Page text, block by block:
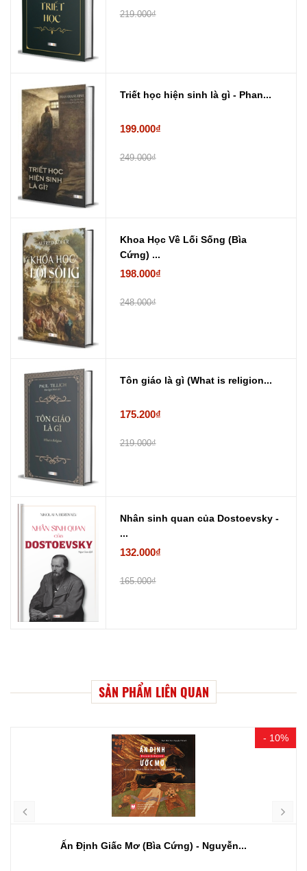
219.000₫
Triết học hiện sinh là gì - Phan...
199.000₫
249.000₫
Khoa Học Về Lối Sống (Bìa
Cứng) ...
198.000₫
248.000₫
Tôn giáo là gì (What is religion...
175.200₫
219.000₫
Nhân sinh quan của Dostoevsky -
...
132.000₫
165.000₫
SẢN PHẨM LIÊN QUAN
- 10%
Ấn Định Giấc Mơ (Bìa Cứng) - Nguyễn...